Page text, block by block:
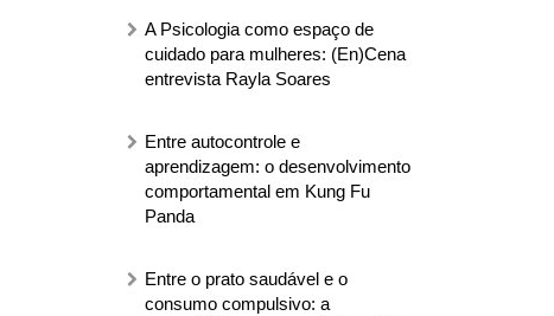
A Psicologia como espaço de
cuidado para mulheres: (En)Cena
entrevista Rayla Soares
Entre autocontrole e
aprendizagem: o desenvolvimento
comportamental em Kung Fu
Panda
Entre o prato saudável e o
consumo compulsivo: a